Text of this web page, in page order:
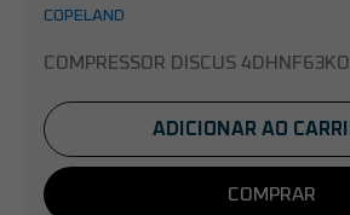
COPELAND
COMPRESSOR DISCUS
ADICIONAR AO
COMPRAR